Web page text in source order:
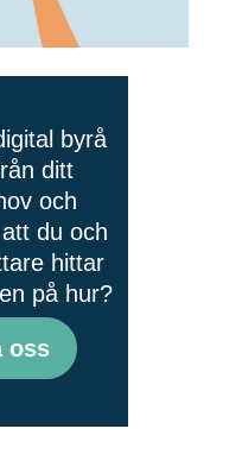
byrå
ditt
och
du och
hittar
på hur?
oss